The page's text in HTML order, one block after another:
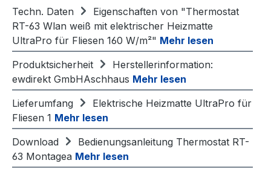
Techn. Daten
Eigenschaften von "Thermostat
RT-63 Wlan weiß mit elektrischer Heizmatte
UltraPro für Fliesen 160 W/m²" Mehr lesen
Produktsicherheit
Herstellerinformation:
ewdirekt GmbHAschhaus Mehr lesen
Lieferumfang
Elektrische Heizmatte UltraPro für
Fliesen 1 Mehr lesen
Download
Bedienungsanleitung Thermostat RT-
63 Montagea Mehr lesen